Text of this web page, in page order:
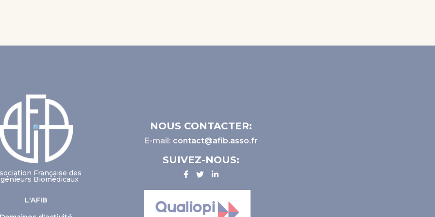
Française des
Biomédicaux
L'AFIB
NOUS CONTACTER:
E-mail: contact@afib.asso.fr
SUIVEZ-NOUS: